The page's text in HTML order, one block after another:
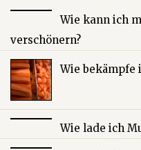
Wie kann ich
verschönern?
Wie bekämpfe
Wie lade ich